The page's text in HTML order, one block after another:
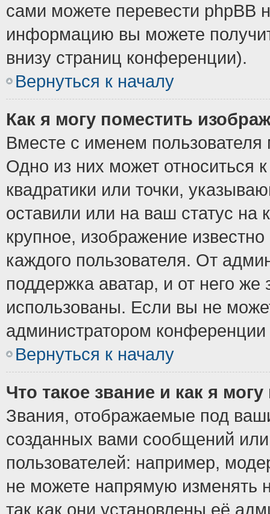
сами можете перевести phpBB
информацию вы можете
внизу страниц конференции).
Вернуться к началу
Как я могу поместить
Вместе с именем пользователя
Одно из них может относиться
квадратики или точки,
оставили или на ваш статус
крупное, изображение
каждого пользователя. От
поддержка аватар, и от него же
использованы. Если вы не
администратором
Вернуться к началу
Что такое звание и как я
Звания, отображаемые под
созданных вами сообщений
пользователей: например,
не можете напрямую изменять
так как они установлены её